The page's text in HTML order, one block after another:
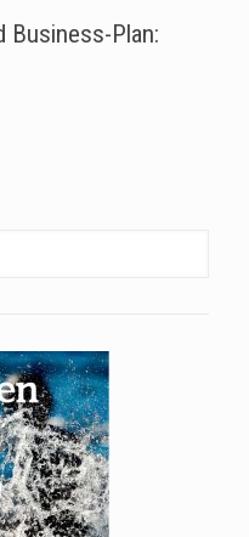
Business-Plan: